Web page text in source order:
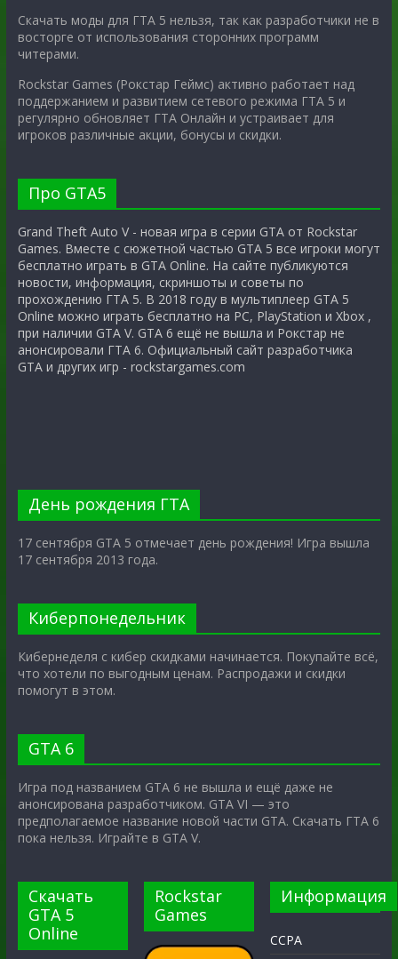
Скачать моды для ГТА 5 нельзя, так как разработчики не в
восторге от использования сторонних программ
читерами.
Rockstar Games (Рокстар Геймс) активно работает над
поддержанием и развитием сетевого режима ГТА 5 и
регулярно обновляет ГТА Онлайн и устраивает для
игроков различные акции, бонусы и скидки.
Про GTA5
Grand Theft Auto V - новая игра в серии GTA от Rockstar
Games. Вместе с сюжетной частью GTA 5 все игроки могут
бесплатно играть в GTA Online. На сайте публикуются
новости, информация, скриншоты и советы по
прохождению ГТА 5. В 2018 году в мультиплеер GTA 5
Online можно играть бесплатно на PC, PlayStation и Xbox ,
при наличии GTA V. GTA 6 ещё не вышла и Рокстар не
анонсировали ГТА 6. Официальный сайт разработчика
GTA и других игр - rockstargames.com
День рождения ГТА
17 сентября GTA 5 отмечает день рождения! Игра вышла
17 сентября 2013 года.
Киберпонедельник
Кибернеделя с кибер скидками начинается. Покупайте всё,
что хотели по выгодным ценам. Распродажи и скидки
помогут в этом.
GTA 6
Игра под названием GTA 6 не вышла и ещё даже не
анонсирована разработчиком. GTA VI — это
предполагаемое название новой части GTA. Скачать ГТА 6
пока нельзя. Играйте в GTA V.
Скачать
GTA 5
Online
Rockstar
Games
Информация
CCPA